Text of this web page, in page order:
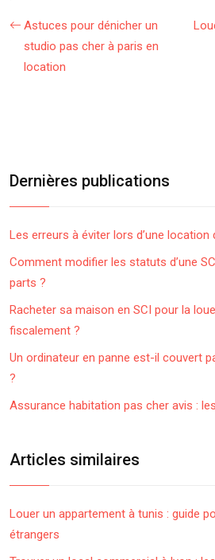
Astuces pour dénicher un
studio pas cher à paris en
location
Dernières publications
Les erreurs à éviter lors d’une location
Comment modifier les statuts d’une
parts ?
Racheter sa maison en SCI pour la
fiscalement ?
Un ordinateur en panne est-il couvert
?
Assurance habitation pas cher avis :
Articles similaires
Louer un appartement à tunis : guide
étrangers